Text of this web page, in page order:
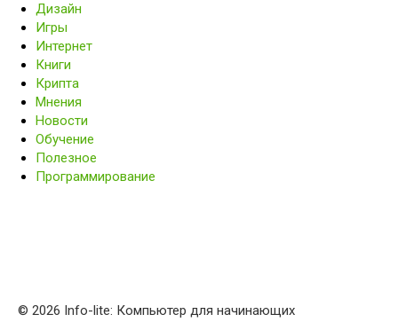
Дизайн
Игры
Интернет
Книги
Крипта
Мнения
Новости
Обучение
Полезное
Программирование
© 2026 Info-lite: Компьютер для начинающих